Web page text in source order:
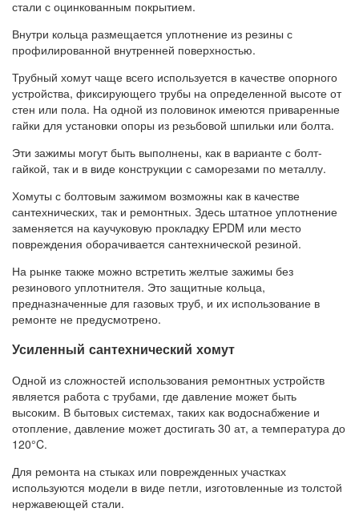
стали с оцинкованным покрытием.
Внутри кольца размещается уплотнение из резины с
профилированной внутренней поверхностью.
Трубный хомут чаще всего используется в качестве опорного
устройства, фиксирующего трубы на определенной высоте от
стен или пола. На одной из половинок имеются приваренные
гайки для установки опоры из резьбовой шпильки или болта.
Эти зажимы могут быть выполнены, как в варианте с болт-
гайкой, так и в виде конструкции с саморезами по металлу.
Хомуты с болтовым зажимом возможны как в качестве
сантехнических, так и ремонтных. Здесь штатное уплотнение
заменяется на каучуковую прокладку EPDM или место
повреждения оборачивается сантехнической резиной.
На рынке также можно встретить желтые зажимы без
резинового уплотнителя. Это защитные кольца,
предназначенные для газовых труб, и их использование в
ремонте не предусмотрено.
Усиленный сантехнический хомут
Одной из сложностей использования ремонтных устройств
является работа с трубами, где давление может быть
высоким. В бытовых системах, таких как водоснабжение и
отопление, давление может достигать 30 ат, а температура до
120°C.
Для ремонта на стыках или поврежденных участках
используются модели в виде петли, изготовленные из толстой
нержавеющей стали.